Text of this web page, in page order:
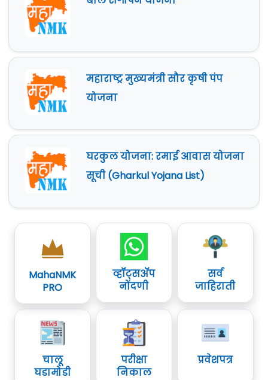
महाराष्ट्र मुख्यमंत्री सौर कृषी पंप
योजना
घरकुल योजना: रमाई आवास योजना
सूची (Gharkul Yojana List)
MahaNMK
PRO
व्हॉट्सॲप
नोंदणी
सर्व
जाहिराती
चालू
घडामोडी
परीक्षा
निकाल
प्रवेशपत्र